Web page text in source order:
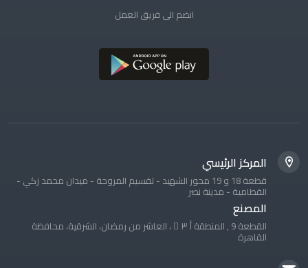
انضم الى فريق العمل
المركز الرئيسي
قطعة 18 و 19 محور الشهيد - تقسيم المروحة - ميدان محمد زكي -
القطامية - مدينة نصر
المصنع
القطعة 9 , المنطقة أ ٣ َ ، العاشر من رمضان، الشرقية، محافظة
القاهرة‬